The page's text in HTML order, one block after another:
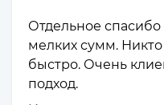
Отдельное
мелких сумм. Никто
быстро. Очень
подход.